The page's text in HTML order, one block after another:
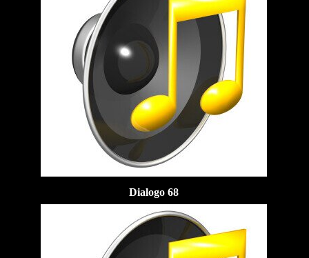
Dialogo 68